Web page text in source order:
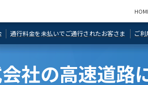
通行料金を未払いでご通行されたお客さま ご
料金所での
（そのまま通
載器について
料金所遮断
社の高速道路